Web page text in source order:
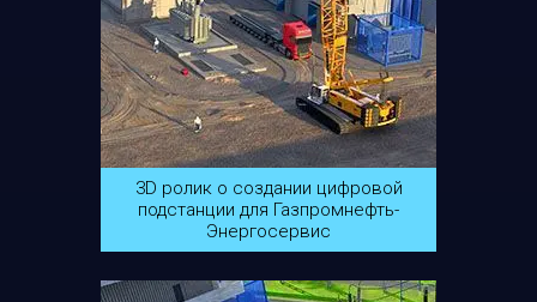
3D ролик о создании цифровой
подстанции для Газпромнефть-
Энергосервис